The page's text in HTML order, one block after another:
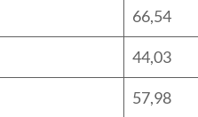
66,54
44,03
57,98